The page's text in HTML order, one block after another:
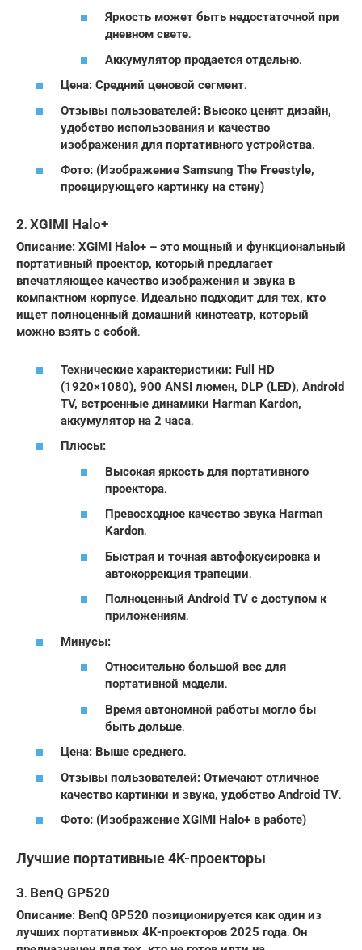
Яркость может быть недостаточной при
дневном свете․
Аккумулятор продается отдельно․
Цена: Средний ценовой сегмент․
Отзывы пользователей: Высоко ценят дизайн,
удобство использования и качество
изображения для портативного устройства․
Фото: (Изображение Samsung The Freestyle,
проецирующего картинку на стену)
2․ XGIMI Halo+
Описание: XGIMI Halo+ – это мощный и функциональный
портативный проектор, который предлагает
впечатляющее качество изображения и звука в
компактном корпусе․ Идеально подходит для тех, кто
ищет полноценный домашний кинотеатр, который
можно взять с собой․
Технические характеристики: Full HD
(1920×1080), 900 ANSI люмен, DLP (LED), Android
TV, встроенные динамики Harman Kardon,
аккумулятор на 2 часа․
Плюсы:
Высокая яркость для портативного
проектора․
Превосходное качество звука Harman
Kardon․
Быстрая и точная автофокусировка и
автокоррекция трапеции․
Полноценный Android TV с доступом к
приложениям․
Минусы:
Относительно большой вес для
портативной модели․
Время автономной работы могло бы
быть дольше․
Цена: Выше среднего․
Отзывы пользователей: Отмечают отличное
качество картинки и звука, удобство Android TV․
Фото: (Изображение XGIMI Halo+ в работе)
Лучшие портативные 4K-проекторы
3․ BenQ GP520
Описание: BenQ GP520 позиционируется как один из
лучших портативных 4K-проекторов 2025 года․ Он